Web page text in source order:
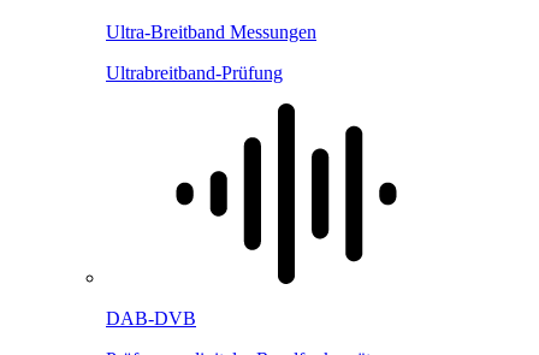
Ultra-Breitband Messungen
Ultrabreitband-Prüfung
DAB-DVB